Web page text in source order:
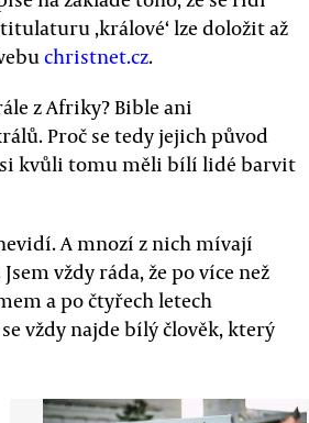
‚králové‘ lze doložit až
christnet.cz.
z Afriky? Bible ani
Proč se tedy jejich původ
si kvůli tomu měli bílí lidé barvit
A mnozí z nich mívají
vždy ráda, že po více než
a po čtyřech letech
vždy najde bílý člověk, který